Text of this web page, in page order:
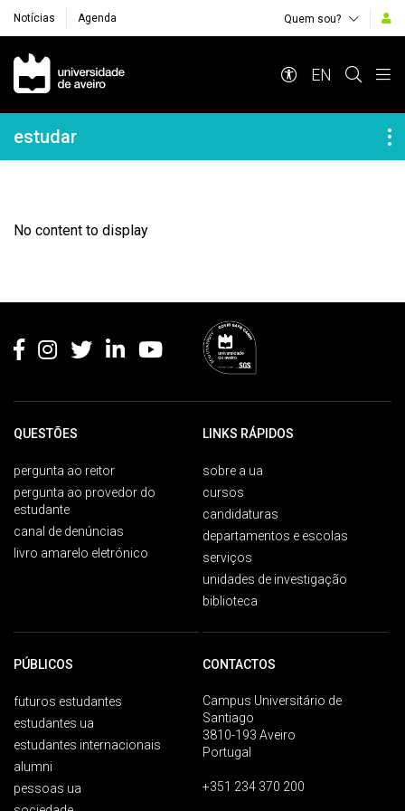
Notícias Agenda Quem sou?
Navegação Principal
EN
Navegação Lateral
estudar
No content to display
QUESTÕES
pergunta ao reitor
pergunta ao provedor do
estudante
canal de denúncias
livro amarelo eletrónico
LINKS RÁPIDOS
sobre a ua
cursos
candidaturas
departamentos e escolas
serviços
unidades de investigação
biblioteca
PÚBLICOS
futuros estudantes
estudantes ua
estudantes internacionais
alumni
pessoas ua
CONTACTOS
Campus Universitário de
Santiago
3810-193 Aveiro
Portugal
+351 234 370 200